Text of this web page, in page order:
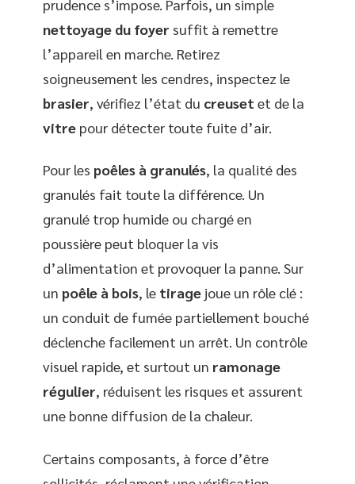
prudence s’impose. Parfois, un simple
nettoyage du foyer suffit à remettre
l’appareil en marche. Retirez
soigneusement les cendres, inspectez le
brasier, vérifiez l’état du creuset et de la
vitre pour détecter toute fuite d’air.
Pour les poêles à granulés, la qualité des
granulés fait toute la différence. Un
granulé trop humide ou chargé en
poussière peut bloquer la vis
d’alimentation et provoquer la panne. Sur
un poêle à bois, le tirage joue un rôle clé :
un conduit de fumée partiellement bouché
déclenche facilement un arrêt. Un contrôle
visuel rapide, et surtout un ramonage
régulier, réduisent les risques et assurent
une bonne diffusion de la chaleur.
Certains composants, à force d’être